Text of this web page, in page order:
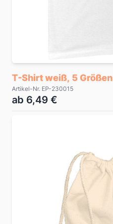
T-Shirt weiß, 5 Größen
Artikel-Nr. EP-230015
ab 6,49 €